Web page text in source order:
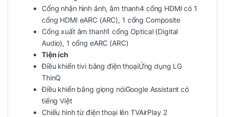
Cổng nhận hình ảnh, âm thanh4 cổng HDMI có 1
cổng HDMI eARC (ARC), 1 cổng Composite
Cổng xuất âm thanh1 cổng Optical (Digital
Audio), 1 cổng eARC (ARC)
Tiện ích
Điều khiển tivi bằng điện thoạiỨng dụng LG
ThinQ
Điều khiển bằng giọng nóiGoogle Assistant có
tiếng Việt
Chiếu hình từ điện thoại lên TVAirPlay 2